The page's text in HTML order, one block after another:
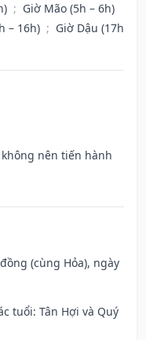
; Giờ Mão (5h – 6h)
– 16h) ; Giờ Dậu (17h
nên tiến hành
(cùng Hỏa), ngày
tuổi: Tân Hợi và Quý